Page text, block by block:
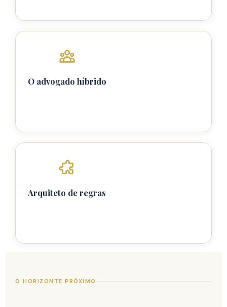
O advogado híbrido
Arquiteto de regras
O HORIZONTE PRÓXIMO